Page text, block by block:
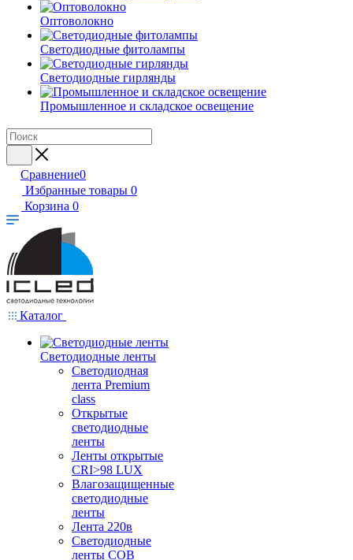
Оптоволокно
Светодиодные фитолампы
Светодиодные гирлянды
Промышленное и складское освещение
Сравнение0
Избранные товары 0
Корзина 0
Каталог
Светодиодные ленты
Светодиодная
лента Premium
class
Открытые
светодиодные
ленты
Ленты открытые
CRI>98 LUX
Влагозащищенные
светодиодные
ленты
Лента 220в
Светодиодные
ленты COB